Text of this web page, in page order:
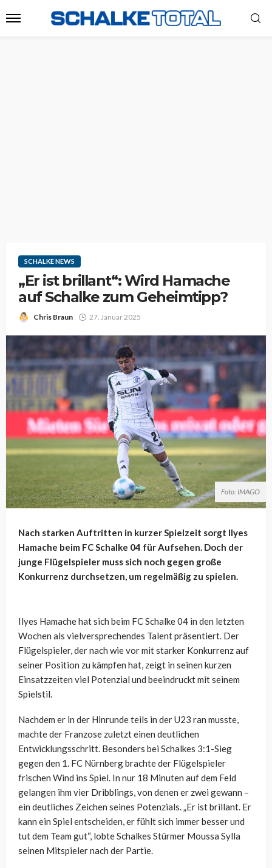
SCHALKE NEWS
„Er ist brillant“: Wird Hamache
auf Schalke zum Geheimtipp?
Chris Braun 27. Januar 2025
Foto: IMAGO
Nach starken Auftritten in kurzer Spielzeit sorgt Ilyes
Hamache beim FC Schalke 04 für Aufsehen. Doch der
junge Flügelspieler muss sich noch gegen große
Konkurrenz durchsetzen, um regelmäßig zu spielen.
Ilyes Hamache hat sich beim FC Schalke 04 in den letzten
Wochen als vielversprechendes Talent präsentiert. Der
Flügelspieler, der nach wie vor mit starker Konkurrenz auf
seiner Position zu kämpfen hat, zeigt in seinen kurzen
Einsatzzeiten viel Potenzial und beeindruckt mit seinem
Spielstil.
Nachdem er in der Hinrunde teils in der U23 ran musste,
machte der Franzose zuletzt einen deutlichen
Entwicklungsschritt. Besonders bei Schalkes 3:1-Sieg
gegen den 1. FC Nürnberg brachte der Flügelspieler
frischen Wind ins Spiel. In nur 18 Minuten auf dem Feld
gelangen ihm vier Dribblings, von denen er zwei gewann –
ein deutliches Zeichen seines Potenzials. „Er ist brillant. Er
kann ein Spiel entscheiden, er fühlt sich immer besser und
tut dem Team gut“, lobte Schalkes Stürmer Moussa Sylla
seinen Mitspieler nach der Partie.